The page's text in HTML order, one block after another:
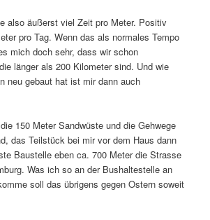
also äußerst viel Zeit pro Meter. Positiv
pro Tag. Wenn das als normales Tempo
mich doch sehr, dass wir schon
länger als 200 Kilometer sind. Und wie
neu gebaut hat ist mir dann auch
150 Meter Sandwüste und die Gehwege
das Teilstück bei mir vor dem Haus dann
Baustelle eben ca. 700 Meter die Strasse
Was ich so an der Bushaltestelle an
soll das übrigens gegen Ostern soweit